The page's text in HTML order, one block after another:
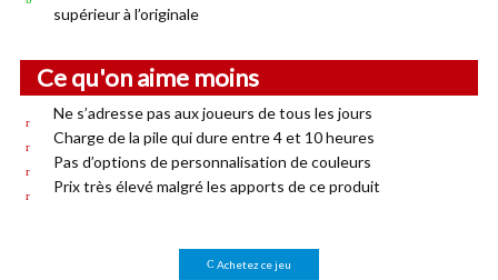
supérieur à l’originale
Ce qu'on aime moins
Ne s’adresse pas aux joueurs de tous les jours
Charge de la pile qui dure entre 4 et 10 heures
Pas d’options de personnalisation de couleurs
Prix très élevé malgré les apports de ce produit
Achetez ce jeu